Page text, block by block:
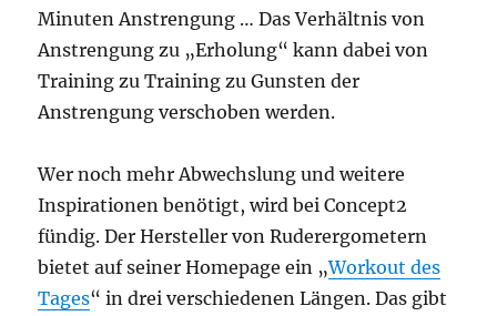
Minuten Anstrengung … Das Verhältnis von
Anstrengung zu „Erholung“ kann dabei von
Training zu Training zu Gunsten der
Anstrengung verschoben werden.
Wer noch mehr Abwechslung und weitere
Inspirationen benötigt, wird bei Concept2
fündig. Der Hersteller von Ruderergometern
bietet auf seiner Homepage ein „Workout des
Tages“ in drei verschiedenen Längen. Das gibt